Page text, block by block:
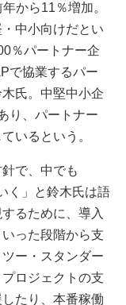
から11％増加。
中小向けだとい
％パートナー企
で協業するパー
氏。中堅中小企
り、パートナー
いるという。
で、中でも
く」と鈴木氏は語
るために、導入
った段階から支
ー・スタンダー
ロジェクトの支
たり、本番稼働